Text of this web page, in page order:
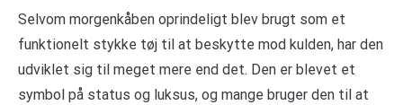
Selvom morgenkåben oprindeligt blev brugt som et
funktionelt stykke tøj til at beskytte mod kulden, har den
udviklet sig til meget mere end det. Den er blevet et
symbol på status og luksus, og mange bruger den til at